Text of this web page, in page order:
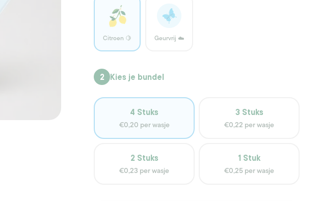
Citroen 🍋 Geurvrij ☁️
2 Kies je bundel
4 Stuks
uitverkocht
of
niet
€0,20 per wasje
3 Stuks
uitverkocht
of
€0,22 per wasje
2 Stuks
uitverkocht
of
€0,23 per wasje
1 Stuk
uitverkocht
of
€0,25per wasje